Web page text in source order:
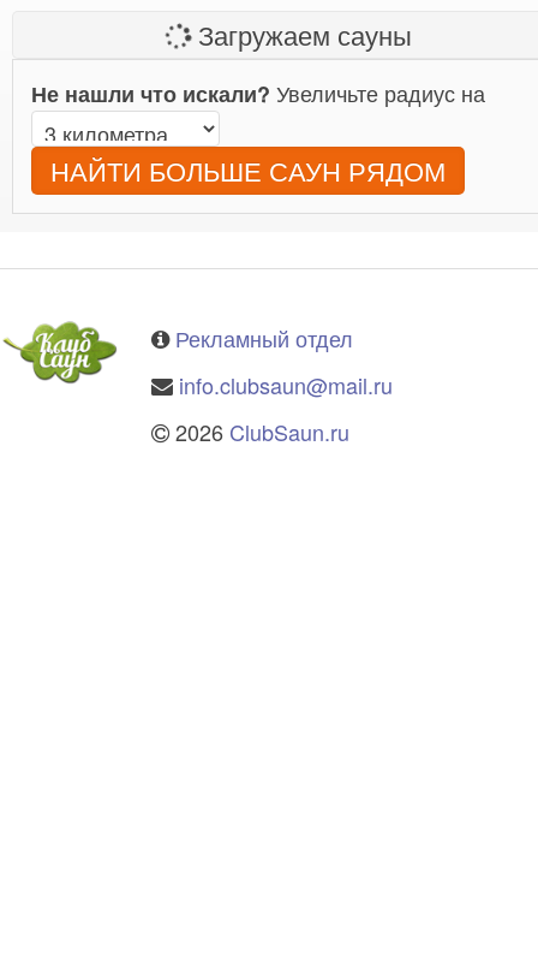
Загружаем сауны
Не нашли что искали? Увеличьте радиус на
НАЙТИ БОЛЬШЕ САУН РЯДОМ
Рекламный отдел
info.clubsaun@mail.ru
2026 ClubSaun.ru